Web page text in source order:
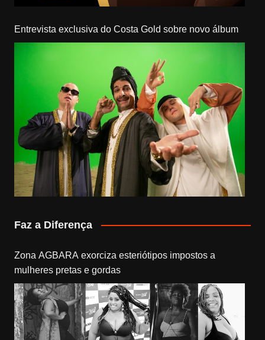
Entrevista exclusiva do Costa Gold sobre novo álbum
Faz a Diferença
Zona AGBARA exorciza esteriótipos impostos a
mulheres pretas e gordas